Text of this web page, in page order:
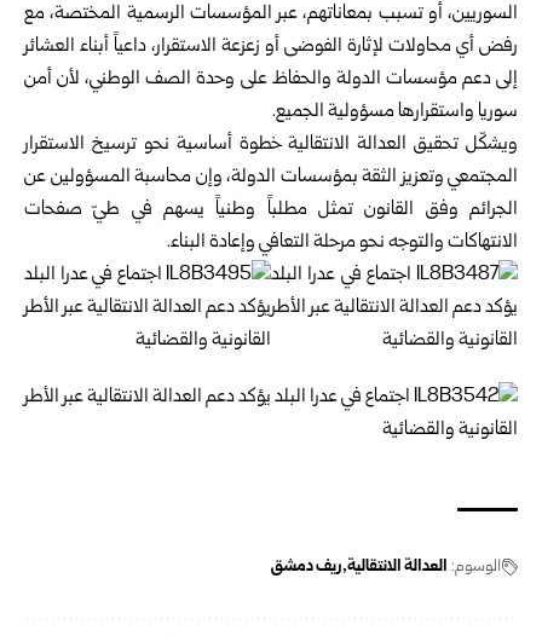
السوريين، أو تسبب ‏بمعاناتهم، عبر المؤسسات الرسمية ‏المختصة، مع
رفض أي محاولات لإثارة الفوضى أو ‏زعزعة الاستقرار، داعياً أبناء العشائر
إلى دعم مؤسسات الدولة والحفاظ على ‏وحدة الصف ‏الوطني، لأن أمن
سوريا واستقرارها مسؤولية الجميع‌‏.‏
ويشكّل تحقيق العدالة ‏الانتقالية خطوة أساسية نحو ترسيخ الاستقرار
المجتمعي ‏وتعزيز ‏الثقة ‏بمؤسسات الدولة، وإن محاسبة المسؤولين ‌‏عن
‏الجرائم وفق القانون تمثل مطلباً ‏وطنياً يسهم ‏في ‏طيّ صفحات
الانتهاكات والتوجه نحو مرحلة التعافي وإعادة البناء‎.‎
الوسوم: العدالة الانتقالية ريف دمشق